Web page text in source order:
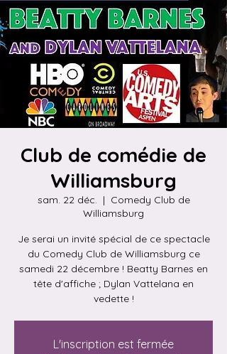
Club de comédie de
Williamsburg
sam. 22 déc.
  |
Comedy Club de
Williamsburg
Je serai un invité spécial de ce spectacle
du Comedy Club de Williamsburg ce
samedi 22 décembre ! Beatty Barnes en
tête d'affiche ; Dylan Vattelana en
vedette !
L'inscription est fermée